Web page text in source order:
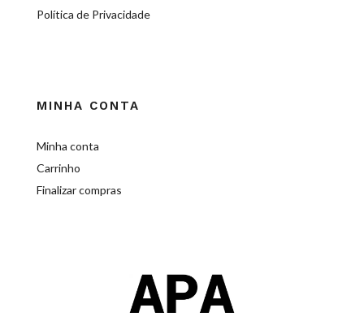
Política de Privacidade
MINHA CONTA
Minha conta
Carrinho
Finalizar compras